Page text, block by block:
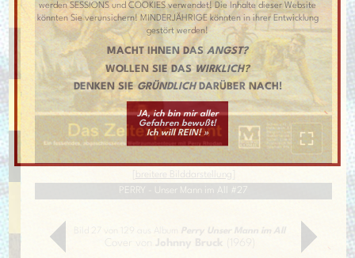
breitere Bilddarstellung
PERRY - Unser Mann im All #27
Perry Unser Mann im All
Johnny Bruck
werden SESSIONS und COOKIES verwendet! Die Inhalte dieser Website
könnten Sie verunsichern! MINDERJÄHRIGE könnten in ihrer Entwicklung
gestört werden!
MACHT IHNEN DAS ANGST?
WOLLEN SIE DASWIRKLICH?
DENKEN SIEGRÜNDLICHDARÜBER NACH!
JA, ich bin mir aller
Gefahren bewußt!
Ich will REIN! »